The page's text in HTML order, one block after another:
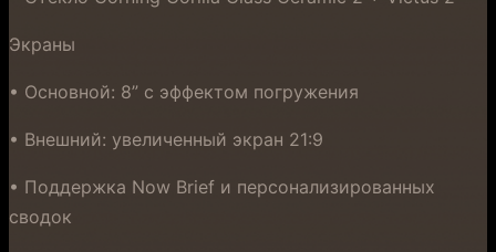
Экраны
• Основной: 8” с эффектом погружения
• Внешний: увеличенный экран 21:9
• Поддержка Now Brief и персонализированных
сводок